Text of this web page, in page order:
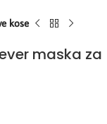
kose
maska za